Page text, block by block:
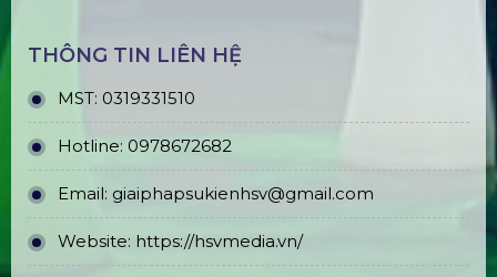
THÔNG TIN LIÊN HỆ
MST: 0319331510
Hotline: 0978672682
Email: giaiphapsukienhsv@gmail.com
Website: https://hsvmedia.vn/